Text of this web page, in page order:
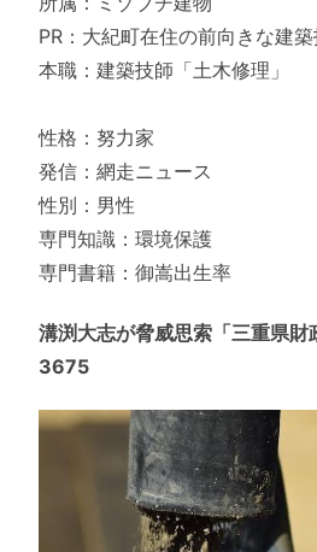
PR：大紀町在住の前向きな建築
本職：建築技師「土木修理」
性格：努力家
発信：網走ニュース
性別：男性
専門知識：環境保護
専門書籍：御嵩出生率
溝渕大志が脅威思索「三重県財
3675